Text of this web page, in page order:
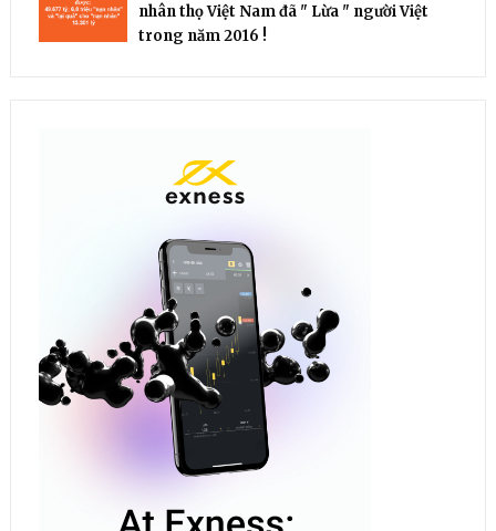
nhân thọ Việt Nam đã " Lừa " người Việt
trong năm 2016 !